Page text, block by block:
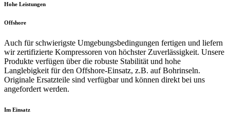
Hohe Leistungen
Offshore
Auch für schwierigste Umgebungsbedingungen fertigen und liefern
wir zertifizierte Kompressoren von höchster Zuverlässigkeit. Unsere
Produkte verfügen über die robuste Stabilität und hohe
Langlebigkeit für den Offshore-Einsatz, z.B. auf Bohrinseln.
Originale Ersatzteile sind verfügbar und können direkt bei uns
angefordert werden.
Im Einsatz